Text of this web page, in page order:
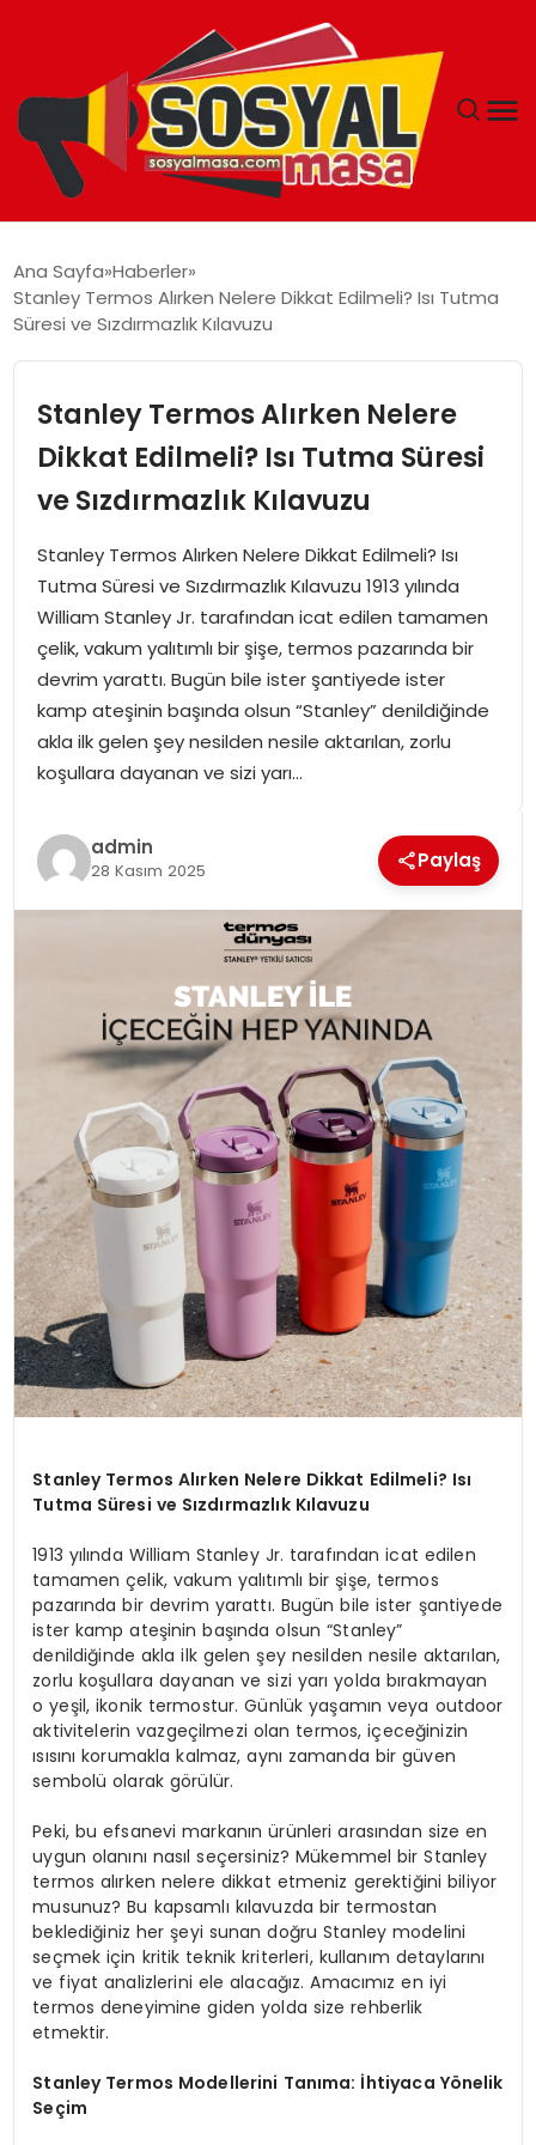
EKONOMI
EĞITIM
SPOR
GÜNDEM
MAGAZIN
Ana Sayfa Haberler
Stanley Termos Alırken Nelere Dikkat Edilmeli? Isı Tutma
Süresi ve Sızdırmazlık Kılavuzu
Stanley Termos Alırken Nelere
Dikkat Edilmeli? Isı Tutma Süresi
ve Sızdırmazlık Kılavuzu
Stanley Termos Alırken Nelere Dikkat Edilmeli? Isı
Tutma Süresi ve Sızdırmazlık Kılavuzu 1913 yılında
William Stanley Jr. tarafından icat edilen tamamen
çelik, vakum yalıtımlı bir şişe, termos pazarında bir
devrim yarattı. Bugün bile ister şantiyede ister
kamp ateşinin başında olsun “Stanley” denildiğinde
akla ilk gelen şey nesilden nesile aktarılan, zorlu
koşullara dayanan ve sizi yarı…
admin
28 Kasım 2025 Paylaş
Stanley Termos Alırken Nelere Dikkat Edilmeli? Isı
Tutma Süresi ve Sızdırmazlık Kılavuzu
1913 yılında William Stanley Jr. tarafından icat edilen
tamamen çelik, vakum yalıtımlı bir şişe, termos
pazarında bir devrim yarattı. Bugün bile ister şantiyede
ister kamp ateşinin başında olsun “Stanley”
denildiğinde akla ilk gelen şey nesilden nesile aktarılan,
zorlu koşullara dayanan ve sizi yarı yolda bırakmayan
o yeşil, ikonik termostur. Günlük yaşamın veya outdoor
aktivitelerin vazgeçilmezi olan termos, içeceğinizin
ısısını korumakla kalmaz, aynı zamanda bir güven
sembolü olarak görülür.
Peki, bu efsanevi markanın ürünleri arasından size en
uygun olanını nasıl seçersiniz? Mükemmel bir Stanley
termos alırken nelere dikkat etmeniz gerektiğini biliyor
musunuz? Bu kapsamlı kılavuzda bir termostan
beklediğiniz her şeyi sunan doğru Stanley modelini
seçmek için kritik teknik kriterleri, kullanım detaylarını
ve fiyat analizlerini ele alacağız. Amacımız en iyi
termos deneyimine giden yolda size rehberlik
etmektir.
Stanley Termos Modellerini Tanıma: İhtiyaca Yönelik
Seçim